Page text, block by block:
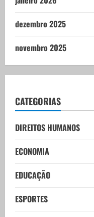
dezembro 2025
novembro 2025
CATEGORIAS
DIREITOS HUMANOS
ECONOMIA
EDUCAÇÃO
ESPORTES